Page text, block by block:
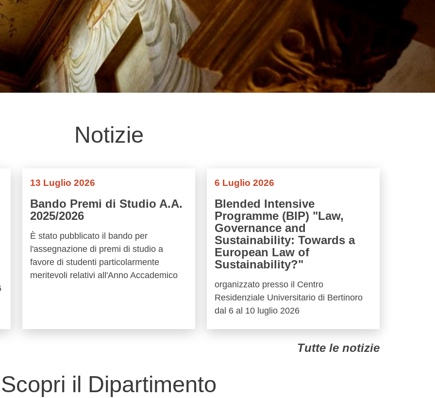
Notizie
13 Luglio 2026
Bando Premi di Studio A.A.
2025/2026
È stato pubblicato il bando per
l'assegnazione di premi di studio a
favore di studenti particolarmente
meritevoli relativi all'Anno Accademico
6 Luglio 2026
Blended Intensive
Programme (BIP) "Law,
Governance and
Sustainability: Towards a
European Law of
Sustainability?"
organizzato presso il Centro
Residenziale Universitario di Bertinoro
dal 6 al 10 luglio 2026
Tutte le notizie
Scopri il Dipartimento